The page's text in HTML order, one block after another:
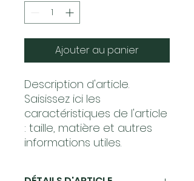
Ajouter au panier
Description d'article.
Saisissez ici les
caractéristiques de l'article
: taille, matière et autres
informations utiles.